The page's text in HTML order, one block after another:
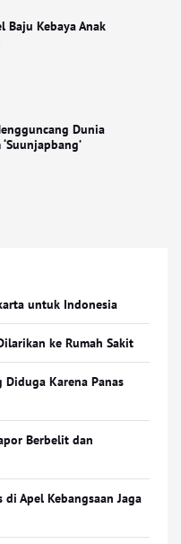
Baju Kebaya Anak
Dunia
untuk Indonesia
ke Rumah Sakit
Karena Panas
Berbelit dan
di Apel Kebangsaan Jaga